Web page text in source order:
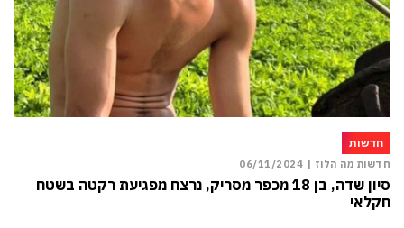
חדשות
חדשות מה הלוז | 06/11/2024
סיון שדה, בן 18 מכפר מסריק, נרצח מפגיעת רקטה בשטח
חקלאי